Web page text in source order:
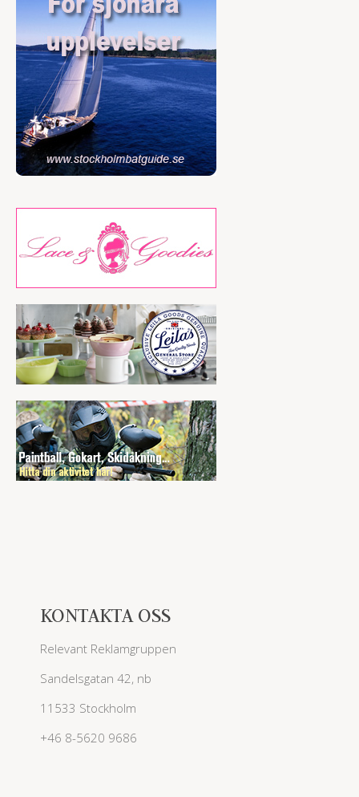
KONTAKTA OSS
Relevant Reklamgruppen
Sandelsgatan 42, nb
11533 Stockholm
+46 8-5620 9686